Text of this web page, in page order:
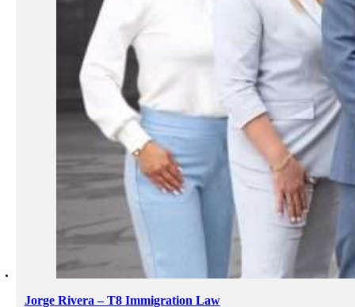
Jorge Rivera – T8 Immigration Law